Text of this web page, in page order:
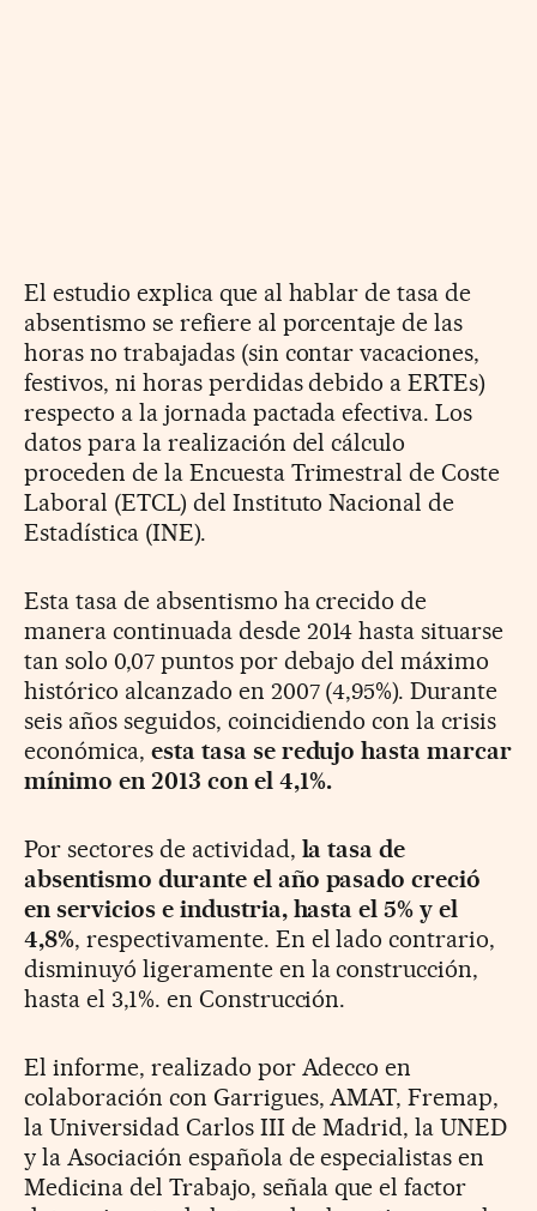
El estudio explica que al hablar de tasa de
absentismo se refiere al porcentaje de las
horas no trabajadas (sin contar vacaciones,
festivos, ni horas perdidas debido a ERTEs)
respecto a la jornada pactada efectiva. Los
datos para la realización del cálculo
proceden de la Encuesta Trimestral de Coste
Laboral (ETCL) del Instituto Nacional de
Estadística (INE).
Esta tasa de absentismo ha crecido de
manera continuada desde 2014 hasta situarse
tan solo 0,07 puntos por debajo del máximo
histórico alcanzado en 2007 (4,95%). Durante
seis años seguidos, coincidiendo con la crisis
económica, esta tasa se redujo hasta marcar
mínimo en 2013 con el 4,1%.
Por sectores de actividad, la tasa de
absentismo durante el año pasado creció
en servicios e industria, hasta el 5% y el
4,8%, respectivamente. En el lado contrario,
disminuyó ligeramente en la construcción,
hasta el 3,1%. en Construcción.
El informe, realizado por Adecco en
colaboración con Garrigues, AMAT, Fremap,
la Universidad Carlos III de Madrid, la UNED
y la Asociación española de especialistas en
Medicina del Trabajo, señala que el factor